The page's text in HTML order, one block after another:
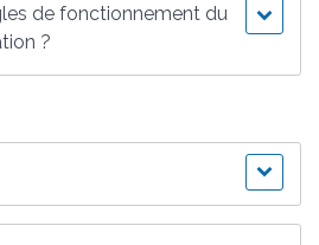
de fonctionnement du
?